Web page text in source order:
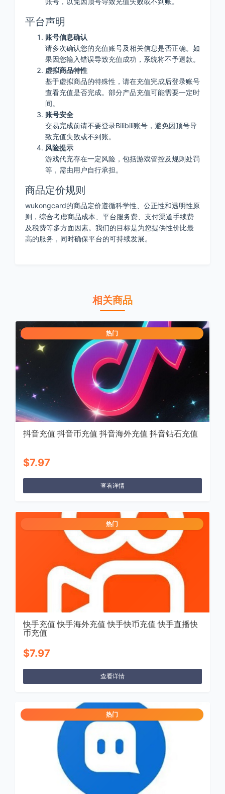
平台声明
账号信息确认
请多次确认您的充值账号及相关信息是否正确。如
果因您输入错误导致充值成功，系统将不予退款。
虚拟商品特性
基于虚拟商品的特殊性，请在充值完成后登录账号
查看充值是否完成。部分产品充值可能需要一定时
间。
账号安全
交易完成前请不要登录Bilibili账号，避免因顶号导
致充值失败或不到账。
风险提示
游戏代充存在一定风险，包括游戏管控及规则处罚
等，需由用户自行承担。
商品定价规则
wukongcard的商品定价遵循科学性、公正性和透明性原
则，综合考虑商品成本、平台服务费、支付渠道手续费
及税费等多方面因素。我们的目标是为您提供性价比最
高的服务，同时确保平台的可持续发展。
相关商品
热门
抖音充值 抖音币充值 抖音海外充值 抖音钻石充值
$7.97
查看详情
热门
快手充值 快手海外充值 快手快币充值 快手直播快
币充值
$7.97
查看详情
热门